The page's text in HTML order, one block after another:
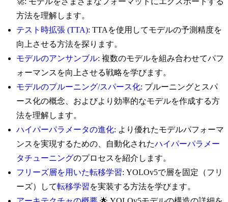
方法を理解します。
テスト時拡張 (TTA): TTAを使用してモデルの予測精度を
向上させる方法を探ります。
モデルのアンサンブル: 複数のモデルを組み合わせてパフ
ォーマンスを向上させる戦略を学びます。
モデルのプルーニング/スパース化: プルーニングとスパ
ース化の概念、およびより効率的なモデルを作成する方
法を理解します。
ハイパーパラメータの進化: より優れたモデルパフォーマ
ンスを実現するための、自動化されたハイパーパラメー
タチューニングのプロセスを紹介します。
フリーズ層を用いた転移学習: YOLOv5で層を固定（フリ
ーズ）して転移学習を実装する方法を学びます。